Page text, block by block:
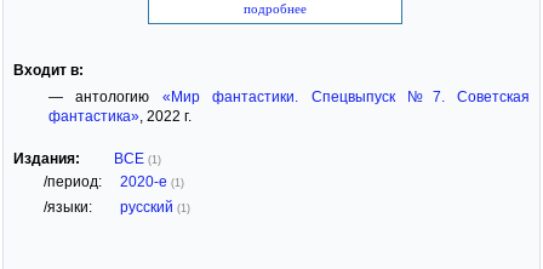
подробнее
Входит в:
— антологию «Мир фантастики. Спецвыпуск №7. Советская
фантастика», 2022 г.
Издания: ВСЕ (1)
/период: 2020-е (1)
/языки: русский (1)